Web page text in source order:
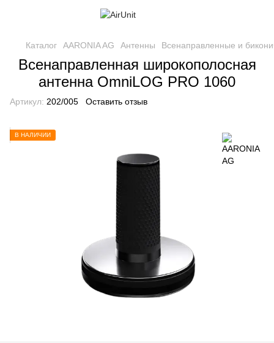
Каталог AARONIA AG Антенны Всенаправленные и
Всенаправленная широкополосная
антенна OmniLOG PRO 1060
Артикул: 202/005 Оставить отзыв
В НАЛИЧИИ